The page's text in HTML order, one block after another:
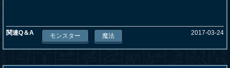
関連Q＆A モンスター 魔法 2017-03-24